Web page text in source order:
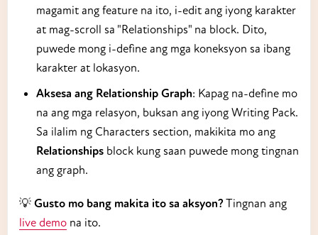
magamit ang feature na ito, i-edit ang iyong karakter
at mag-scroll sa "Relationships" na block. Dito,
puwede mong i-define ang mga koneksyon sa ibang
karakter at lokasyon.
Aksesa ang Relationship Graph: Kapag na-define mo
na ang mga relasyon, buksan ang iyong Writing Pack.
Sa ilalim ng Characters section, makikita mo ang
Relationshipsblock kung saan puwede mong tingnan
ang graph.
💡 Gusto mo bang makita ito sa aksyon? Tingnan ang
live demo na ito.